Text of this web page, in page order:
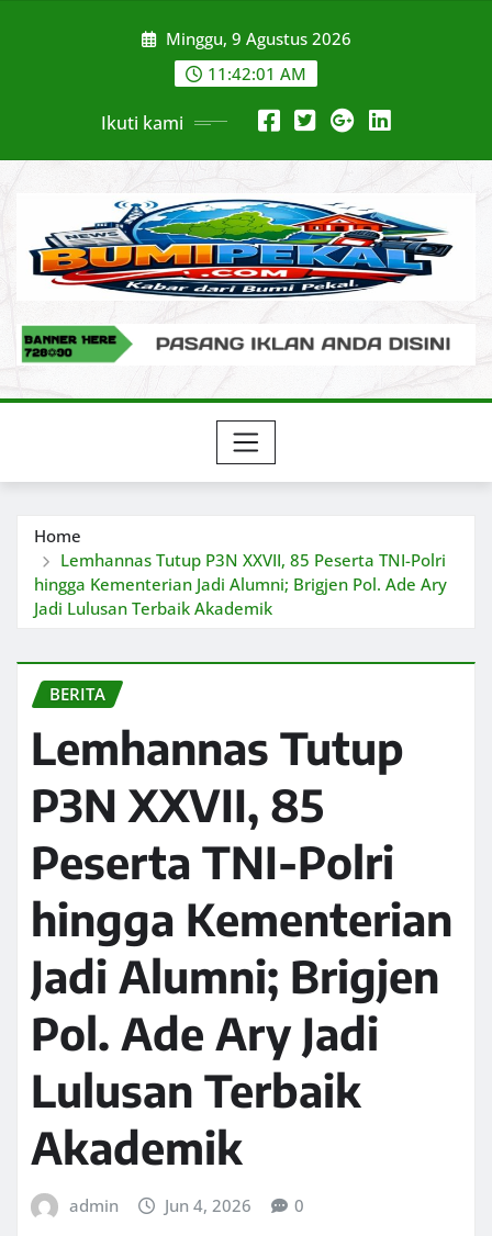
Minggu, 9 Agustus 2026
11:42:02 AM
Ikuti kami
Home
Lemhannas Tutup P3N XXVII, 85 Peserta TNI-Polri
hingga Kementerian Jadi Alumni; Brigjen Pol. Ade Ary
Jadi Lulusan Terbaik Akademik
BERITA
Lemhannas Tutup
P3N XXVII, 85
Peserta TNI-Polri
hingga Kementerian
Jadi Alumni; Brigjen
Pol. Ade Ary Jadi
Lulusan Terbaik
Akademik
admin Jun 4, 2026 0